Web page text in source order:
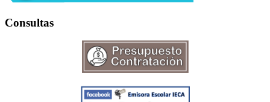
Consultas